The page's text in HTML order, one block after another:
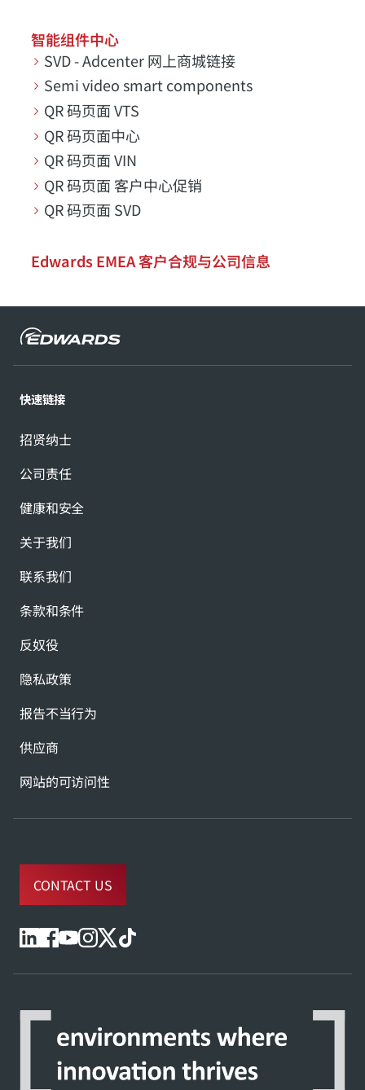
智能组件中心
SVD - Adcenter 网上商城链接
Semi video smart components
QR 码页面 VTS
QR 码页面中心
QR 码页面 VIN
QR 码页面 客户中心促销
QR 码页面 SVD
Edwards EMEA 客户合规与公司信息
快速链接
招贤纳士
公司责任
健康和安全
关于我们
联系我们
条款和条件
反奴役
隐私政策
报告不当行为
供应商
网站的可访问性
CONTACT US